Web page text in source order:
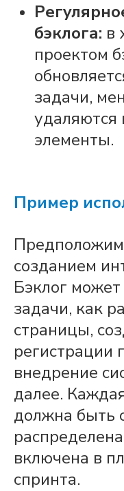
бэклога: в
проектом
задачи,
элементы.
Пример
созданием
Бэклог может
задачи, как
страницы,
регистрации
внедрение
далее.
должна быть
включена в
спринта.